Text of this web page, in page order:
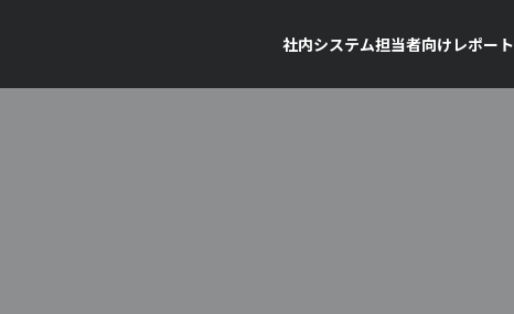
社内システム担当者向け レポート